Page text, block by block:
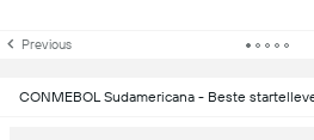
Previous
CONMEBOL Sudamericana - Beste